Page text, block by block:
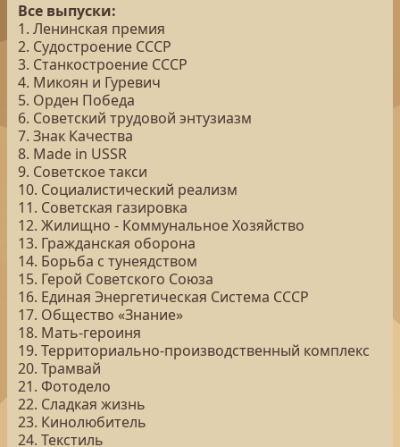
Все выпуски:
1. Ленинская премия
2. Судостроение СССР
3. Станкостроение СССР
4. Микоян и Гуревич
5. Орден Победа
6. Советский трудовой энтузиазм
7. Знак Качества
8. Made in USSR
9. Советское такси
10. Социалистический реализм
11. Советская газировка
12. Жилищно - Коммунальное Хозяйство
13. Гражданская оборона
14. Борьба с тунеядством
15. Герой Советского Союза
16. Единая Энергетическая Система СССР
17. Общество «Знание»
18. Мать-героиня
19. Территориально-производственный комплекс
20. Трамвай
21. Фотодело
22. Сладкая жизнь
23. Кинолюбитель
24. Текстиль